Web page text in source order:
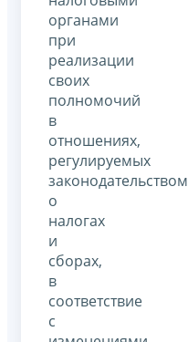
органами
при
реализации
своих
полномочий
в
отношениях,
регулируемых
законодательством
о
налогах
и
сборах,
в
соответствие
с